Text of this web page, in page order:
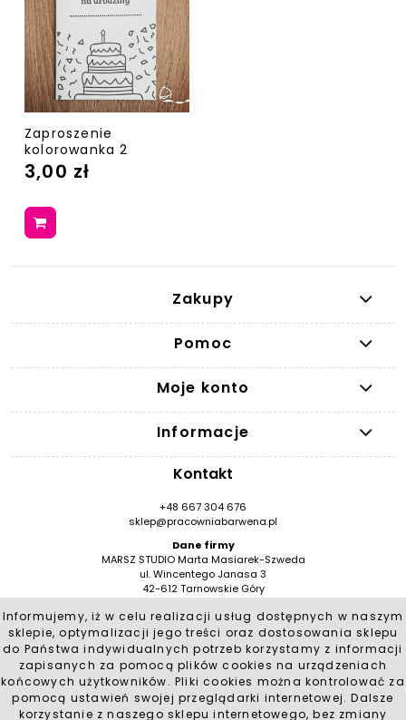
Informujemy, iż w celu realizacji usług dostępnych w naszym
sklepie, optymalizacji jego treści oraz dostosowania sklepu
do Państwa indywidualnych potrzeb korzystamy z informacji
zapisanych za pomocą plików cookies na urządzeniach
końcowych użytkowników. Pliki cookies można kontrolować za
pomocą ustawień swojej przeglądarki internetowej. Dalsze
korzystanie z naszego sklepu internetowego, bez zmiany
Zaproszenie
kolorowanka 2
3,00 zł
Zakupy
Pomoc
Moje konto
Informacje
Kontakt
+48 667 304 676
sklep@pracowniabarwena.pl
Dane firmy
MARSZ STUDIO Marta Masiarek-Szweda
ul. Wincentego Janasa 3
42-612 Tarnowskie Góry
REGON: 384530909 / BDO 000553553
Social Media